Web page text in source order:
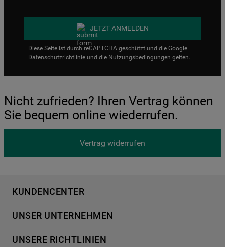
JETZT ANMELDEN
Diese Seite ist durch reCAPTCHA geschützt und die Google
Datenschutzrichtlinie und die Nutzungsbedingungen gelten.
Nicht zufrieden? Ihren Vertrag können
Sie bequem online wiederrufen.
Vertrag widerrufen
KUNDENCENTER
Händlersuche
Häufige Fragen
UNSER UNTERNEHMEN
Für Händler
UNSERE RICHTLINIEN